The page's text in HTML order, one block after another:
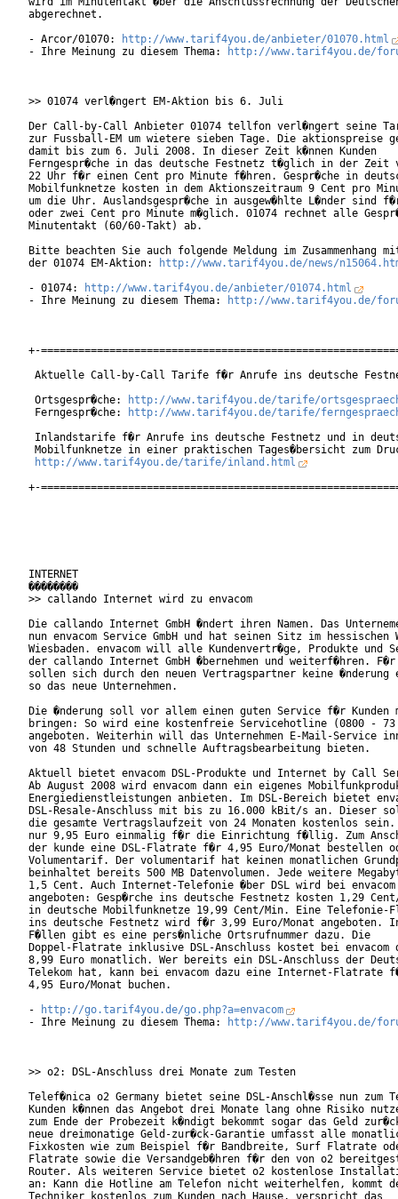
abgerechnet.
- Arcor/01070:
http://www.tarif4you.de/anbieter/01070.html
- Ihre Meinung zu diesem Thema:
http://www.tarif4you.de/
>> 01074 verl�ngert EM-Aktion bis 6. Juli
Der Call-by-Call Anbieter 01074 tellfon verl�ngert seine
zur Fussball-EM um wietere sieben Tage. Die aktionspreise
damit bis zum 6. Juli 2008. In dieser Zeit k�nnen Kunden
Ferngespr�che in das deutsche Festnetz t�glich in der Zeit
22 Uhr f�r einen Cent pro Minute f�hren. Gespr�che in
Mobilfunknetze kosten in dem Aktionszeitraum 9 Cent pro
um die Uhr. Auslandsgespr�che in ausgew�hlte L�nder sind
oder zwei Cent pro Minute m�glich. 01074 rechnet alle
Minutentakt (60/60-Takt) ab.
Bitte beachten Sie auch folgende Meldung im Zusammenhang
der 01074 EM-Aktion:
http://www.tarif4you.de/news/
- 01074:
http://www.tarif4you.de/anbieter/01074.html
- Ihre Meinung zu diesem Thema:
http://www.tarif4you.de/
+-
Aktuelle Call-by-Call Tarife f�r Anrufe ins deutsche
Ortsgespr�che:
http://www.tarif4you.de/tarife/
Ferngespr�che:
http://www.tarif4you.de/tarife/
Inlandstarife f�r Anrufe ins deutsche Festnetz und in
Mobilfunknetze in einer praktischen Tages�bersicht zum
http://www.tarif4you.de/tarife/inland.html
+-
INTERNET
��������
>> callando Internet wird zu envacom
Die callando Internet GmbH �ndert ihren Namen. Das
nun envacom Service GmbH und hat seinen Sitz im
Wiesbaden. envacom will alle Kundenvertr�ge, Produkte und
der callando Internet GmbH �bernehmen und weiterf�hren. F�r
sollen sich durch den neuen Vertragspartner keine �nderung
so das neue Unternehmen.
Die �nderung soll vor allem einen guten Service f�r Kunden
bringen: So wird eine kostenfreie Servicehotline (0800 - 73
angeboten. Weiterhin will das Unternehmen E-Mail-Service
von 48 Stunden und schnelle Auftragsbearbeitung bieten.
Aktuell bietet envacom DSL-Produkte und Internet by Call
Ab August 2008 wird envacom dann ein eigenes
Energiedienstleistungen anbieten. Im DSL-Bereich bietet
DSL-Resale-Anschluss mit bis zu 16.000 kBit/s an. Dieser
die gesamte Vertragslaufzeit von 24 Monaten kostenlos sein.
nur 9,95 Euro einmalig f�r die Einrichtung f�llig. Zum
der kunde eine DSL-Flatrate f�r 4,95 Euro/Monat bestellen
Volumentarif. Der volumentarif hat keinen monatlichen
beinhaltet bereits 500 MB Datenvolumen. Jede weitere
1,5 Cent. Auch Internet-Telefonie �ber DSL wird bei envacom
angeboten: Gesp�rche ins deutsche Festnetz kosten 1,29
in deutsche Mobilfunknetze 19,99 Cent/Min. Eine Telefonie-
ins deutsche Festnetz wird f�r 3,99 Euro/Monat angeboten.
F�llen gibt es eine pers�nliche Ortsrufnummer dazu. Die
Doppel-Flatrate inklusive DSL-Anschluss kostet bei envacom
8,99 Euro monatlich. Wer bereits ein DSL-Anschluss der
Telekom hat, kann bei envacom dazu eine Internet-Flatrate
4,95 Euro/Monat buchen.
-
http://go.tarif4you.de/go.php?a=envacom
- Ihre Meinung zu diesem Thema:
http://www.tarif4you.de/
>> o2: DSL-Anschluss drei Monate zum Testen
Telef�nica o2 Germany bietet seine DSL-Anschl�sse nun zum
Kunden k�nnen das Angebot drei Monate lang ohne Risiko
zum Ende der Probezeit k�ndigt bekommt sogar das Geld
neue dreimonatige Geld-zur�ck-Garantie umfasst alle
Fixkosten wie zum Beispiel f�r Bandbreite, Surf Flatrate
Flatrate sowie die Versandgeb�hren f�r den von o2
Router. Als weiteren Service bietet o2 kostenlose
an: Kann die Hotline am Telefon nicht weiterhelfen, kommt
Techniker kostenlos zum Kunden nach Hause, verspricht das